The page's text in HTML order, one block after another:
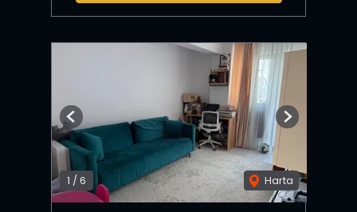
1 /6 Harta
Previous Next